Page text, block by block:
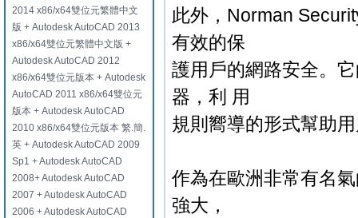
2014 x86/x64雙位元繁體中文
版 + Autodesk AutoCAD 2013
x86/x64雙位元繁體中文版 +
Autodesk AutoCAD 2012
x86/x64雙位元版本 + Autodesk
AutoCAD 2011 x86/x64雙位元
版本 + Autodesk AutoCAD
2010 x86/x64雙位元版本 繁.簡.
英 + Autodesk AutoCAD 2009
Sp1 + Autodesk AutoCAD
2008+ Autodesk AutoCAD
2007 + Autodesk AutoCAD
2006 + Autodesk AutoCAD
此外，Norman
有效的保
護用戶的網路安全。
器，利 用
規則嚮導的形式幫助
作為在歐洲非常有名
強大，